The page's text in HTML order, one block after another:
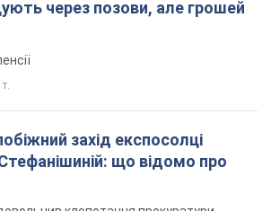
через позови, але грошей